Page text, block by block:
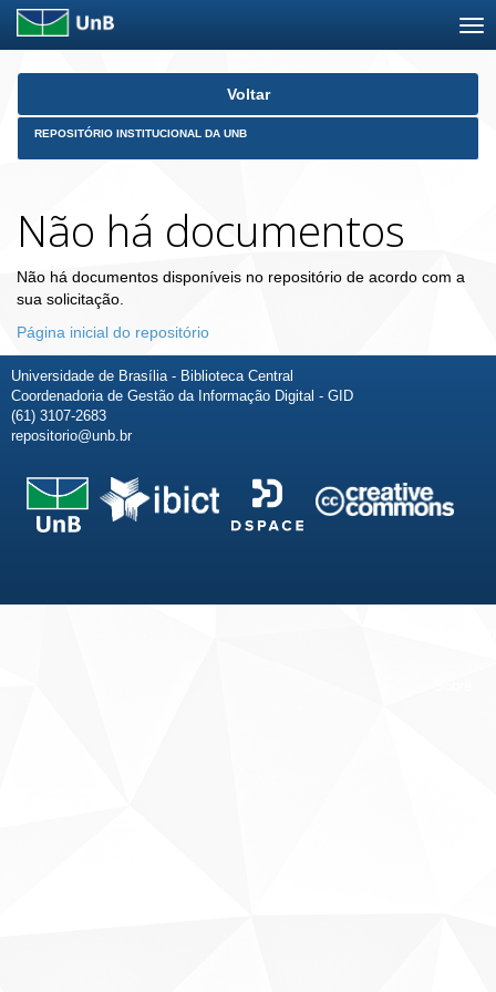
Skip
Voltar
REPOSITÓRIO INSTITUCIONAL DA UNB
Não há documentos
Não há documentos disponíveis no repositório de acordo com a
sua solicitação.
Página inicial do repositório
Universidade de Brasília - Biblioteca Central
Coordenadoria de Gestão da Informação Digital - GID
(61) 3107-2683
repositorio@unb.br